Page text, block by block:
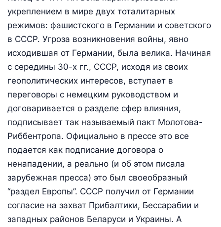
укреплением в мире двух тоталитарных
режимов: фашистского в Германии и советского
в СССР. Угроза возникновения войны, явно
исходившая от Германии, была велика. Начиная
с середины 30-х гг., СССР, исходя из своих
геополитических интересов, вступает в
переговоры с немецким руководством и
договаривается о разделе сфер влияния,
подписывает так называемый пакт Молотова-
Риббентропа. Официально в прессе это все
подается как подписание договора о
ненападении, а реально (и об этом писала
зарубежная пресса) это был своеобразный
“раздел Европы”. СССР получил от Германии
согласие на захват Прибалтики, Бессарабии и
западных районов Беларуси и Украины. А